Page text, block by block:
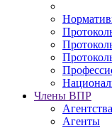
Члены ВПР
Агентства
Агенты